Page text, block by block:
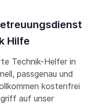
Hilfe
Technik-Helfer in
passgenau und
kostenfrei
auf unser